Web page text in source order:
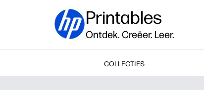
Printables
Ontdek. Creëer. Leer.
COLLECTIES